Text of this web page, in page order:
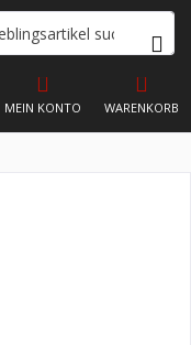
WARENKORB
MEIN KONTO